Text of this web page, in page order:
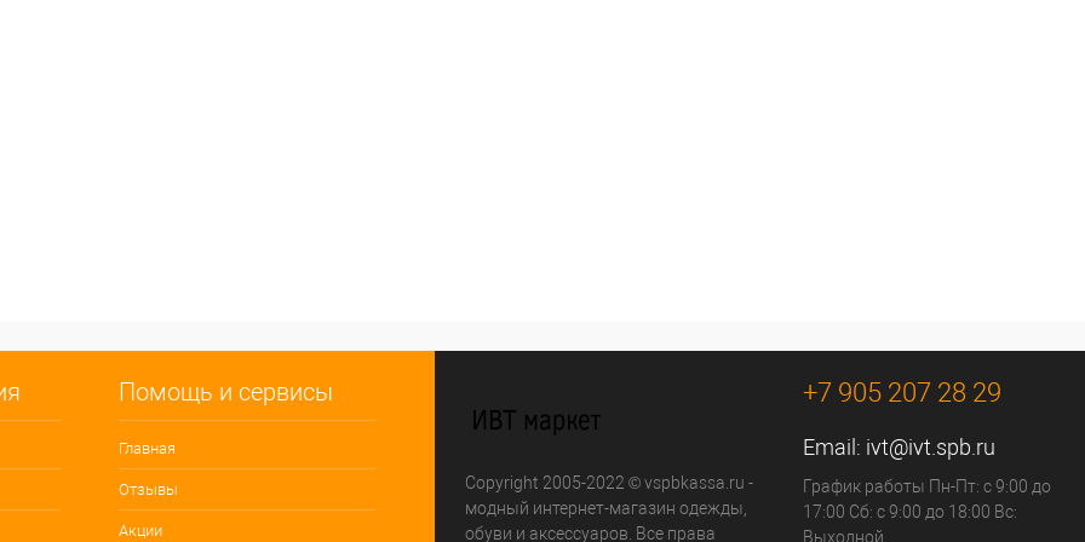
Помощь и сервисы
Главная
Отзывы
Акции
Copyright 2005-2022 © vspbkassa.ru -
модный интернет-магазин одежды,
обуви и аксессуаров. Все права
+7 905 207 28 29
Email: ivt@ivt.spb.ru
График работы Пн-Пт: с 9:00 до
17:00 Сб: с 9:00 до 18:00 Вс:
Выходной